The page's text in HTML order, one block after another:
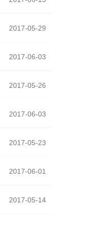
2017-05-29
2017-06-03
2017-05-26
2017-06-03
2017-05-23
2017-06-01
2017-05-14